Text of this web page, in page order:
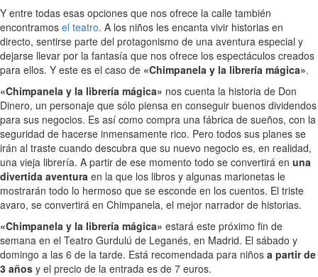
Y entre todas esas opciones que nos ofrece la calle también
encontramos el teatro. A los niños les encanta vivir historias en
directo, sentirse parte del protagonismo de una aventura especial y
dejarse llevar por la fantasía que nos ofrece los espectáculos creados
para ellos. Y este es el caso de «Chimpanela y la librería mágica».
«Chimpanela y la librería mágica» nos cuenta la historia de Don
Dinero, un personaje que sólo piensa en conseguir buenos dividendos
para sus negocios. Es así como compra una fábrica de sueños, con la
seguridad de hacerse inmensamente rico. Pero todos sus planes se
irán al traste cuando descubra que su nuevo negocio es, en realidad,
una vieja librería. A partir de ese momento todo se convertirá en una
divertida aventura en la que los libros y algunas marionetas le
mostrarán todo lo hermoso que se esconde en los cuentos. El triste
avaro, se convertirá en Chimpanela, el mejor narrador de historias.
«Chimpanela y la librería mágica» estará este próximo fin de
semana en el Teatro Gurdulú de Leganés, en Madrid. El sábado y
domingo a las 6 de la tarde. Está recomendada para niños a partir de
3 años y el precio de la entrada es de 7 euros.